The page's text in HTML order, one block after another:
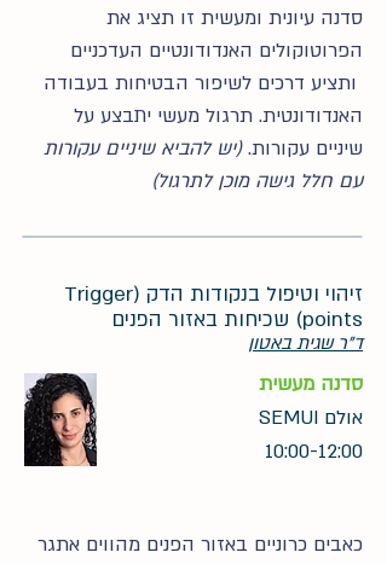
סדנה עיונית ומעשית זו תציג את
הפרוטוקולים האנדודונטיים העדכניים
ותציע דרכים לשיפור הבטיחות בעבודה
האנדודונטית. תרגול מעשי יתבצע על
שיניים עקורות.(יש להביא שיניים עקורות
עם חלל גישה מוכן לתרגול)
זיהוי וטיפול בנקודות הדק (Trigger
points) שכיחות באזור הפנים
ד"ר שגית באטון
סדנה מעשית
אולם SEMUI
10:00-12:00
כאבים כרוניים באזור הפנים מהווים אתגר